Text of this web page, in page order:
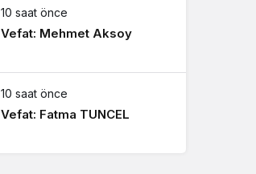
10 saat önce
Vefat: Mehmet Aksoy
10 saat önce
Vefat: Fatma TUNCEL